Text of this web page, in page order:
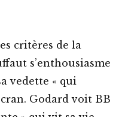
critères de la
s’enthousiasme
vedette « qui
Godard voit BB